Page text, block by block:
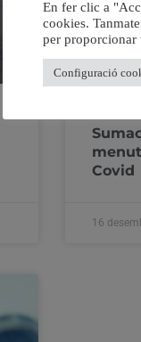
Covid
16
En fer clic a
cookies.
per proporcionar
Configuració